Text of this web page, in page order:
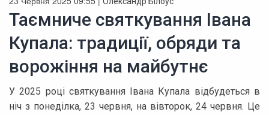
Таємниче святкування Івана
Купала: традиції, обряди та
ворожіння на майбутнє
У 2025 році святкування Івана Купала відбудеться в
ніч з понеділка, 23 червня, на вівторок, 24 червня. Це